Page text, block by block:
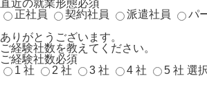
直近の就業形態必須
正社員
契約社員 派遣社員 パ
ありがとうございます。
ご経験社数を教えてください。
ご経験社数必須
1 社
2 社 3 社 4 社 5 社 選